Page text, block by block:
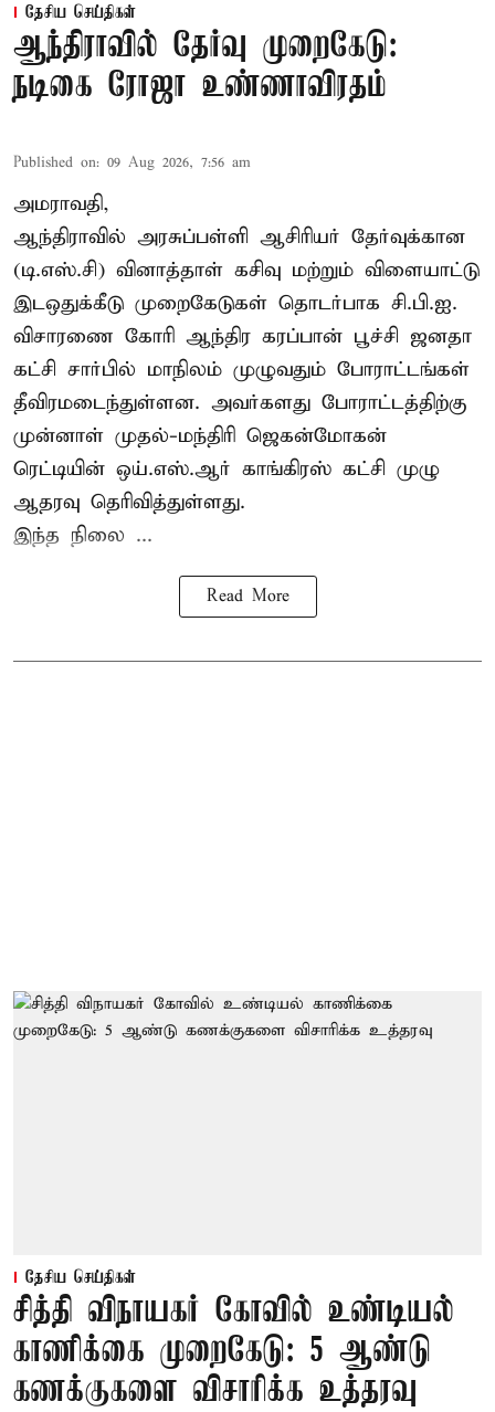
தேசிய செய்திகள்
ஆந்திராவில் தேர்வு முறைகேடு:
நடிகை ரோஜா உண்ணாவிரதம்
Published on: 09 Aug 2026, 7:56 am
அமராவதி,
ஆந்திராவில் அரசுப்பள்ளி ஆசிரியர் தேர்வுக்கான
(டி.எஸ்.சி) வினாத்தாள் கசிவு மற்றும் விளையாட்டு
இடஒதுக்கீடு முறைகேடுகள் தொடர்பாக சி.பி.ஐ.
விசாரணை கோரி ஆந்திர கரப்பான் பூச்சி ஜனதா
கட்சி சார்பில் மாநிலம் முழுவதும் போராட்டங்கள்
தீவிரமடைந்துள்ளன. அவர்களது போராட்டத்திற்கு
முன்னாள் முதல்-மந்திரி ஜெகன்மோகன்
ரெட்டியின் ஒய்.எஸ்.ஆர் காங்கிரஸ் கட்சி முழு
ஆதரவு தெரிவித்துள்ளது.
இந்த நிலை ...
Read More
தேசிய செய்திகள்
சித்தி விநாயகர் கோவில் உண்டியல்
காணிக்கை முறைகேடு: 5 ஆண்டு
கணக்குகளை விசாரிக்க உத்தரவு